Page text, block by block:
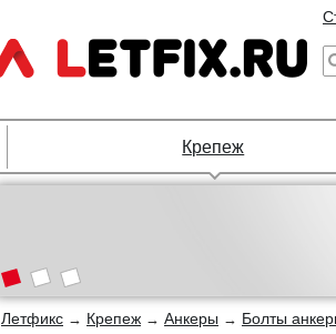
Крепеж
Летфикс → Крепеж → Анкеры → Болты